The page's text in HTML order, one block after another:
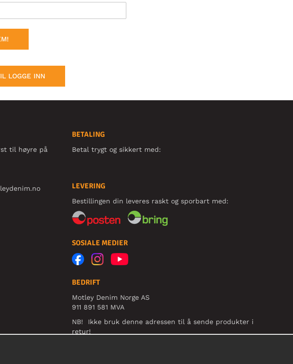
LOGGE INN
til høyre på
BETALING
Betal trygt og sikkert med:
LEVERING
Bestillingen din leveres raskt og sporbart med:
SOSIALE MEDIER
BEDRIFT
Motley Denim Norge AS
911 891 581 MVA
NB! Ikke bruk denne adressen til å sende produkter i
retur!